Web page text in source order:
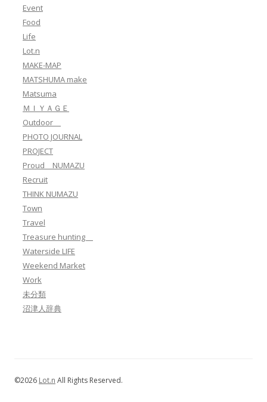
Event
Food
Life
Lot.n
MAKE-MAP
MATSHUMA make
Matsuma
ＭＩＹＡＧＥ
Outdoor
PHOTO JOURNAL
PROJECT
Proud NUMAZU
Recruit
THINK NUMAZU
Town
Travel
Treasure hunting
Waterside LIFE
Weekend Market
Work
未分類
沼津人辞典
©2026 Lot.n All Rights Reserved.